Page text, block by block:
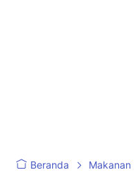
Beranda Makanan